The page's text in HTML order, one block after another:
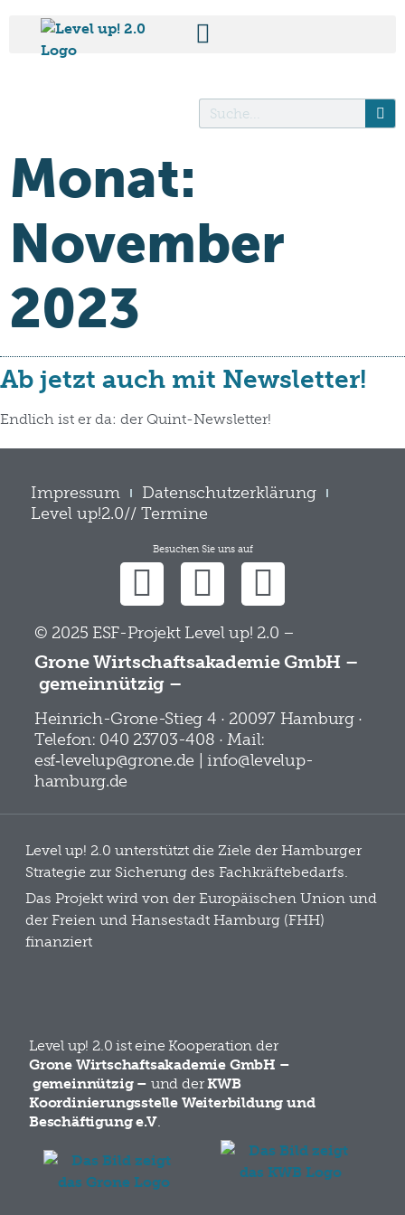
Monat:
November
2023
Ab jetzt auch mit Newsletter!
Endlich ist er da: der Quint-Newsletter!
Impressum
Datenschutzerklärung
Level up!2.0// Termine
Besuchen Sie uns auf
© 2025 ESF-Projekt Level up! 2.0 –
Grone Wirtschaftsakademie GmbH –
gemeinnützig –
Heinrich-Grone-Stieg 4 · 20097 Hamburg ·
Telefon: 040 23703-408 · Mail:
esf‑levelup@grone.de | info@levelup-
hamburg.de
Level up! 2.0 unterstützt die Ziele der Hamburger
Strategie zur Sicherung des Fachkräftebedarfs.
Das Projekt wird von der Europäischen Union und
der Freien und Hansestadt Hamburg (FHH)
finanziert
Level up! 2.0 ist eine Kooperation der
Grone Wirtschaftsakademie GmbH –
gemeinnützig – und derKWB
Koordinierungsstelle Weiterbildung und
Beschäftigung e.V.